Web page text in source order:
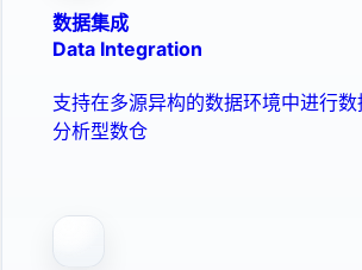
数据集成
Data Integration
支持在多源异构的数据环境中进行
分析型数仓